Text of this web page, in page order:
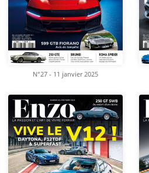
N°27 - 11 janvier 2025